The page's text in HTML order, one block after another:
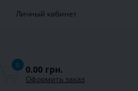
Личный кабинет
0 0.00 грн.
Оформить заказ